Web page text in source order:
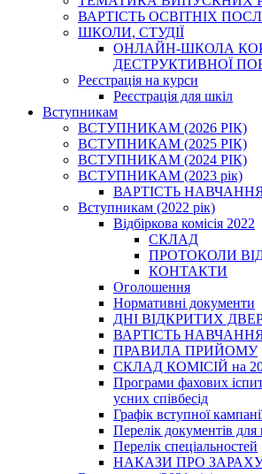
ВАРТІСТЬ ОСВІТНІХ
ШКОЛИ, СТУДІЇ
ОНЛАЙН-ШКОЛА
ДЕСТРУКТИВНОЇ
Реєстрація на курси
Реєстрація для шкіл
Вступникам
ВСТУПНИКАМ (2026 РІК)
ВСТУПНИКАМ (2025 РІК)
ВСТУПНИКАМ (2024 РІК)
ВСТУПНИКАМ (2023 рік)
ВАРТІСТЬ
Вступникам (2022 рік)
Відбіркова комісія 2022
СКЛАД
ПРОТОКОЛИ
КОНТАКТИ
Оголошення
Нормативні документи
ДНІ ВІДКРИТИХ
ВАРТІСТЬ
ПРАВИЛА ПРИЙОМУ
СКЛАД КОМІСІЙ на
Програми фахових
усних співбесід
Графік вступної
Перелік документів для
Перелік спеціальностей
НАКАЗИ ПРО